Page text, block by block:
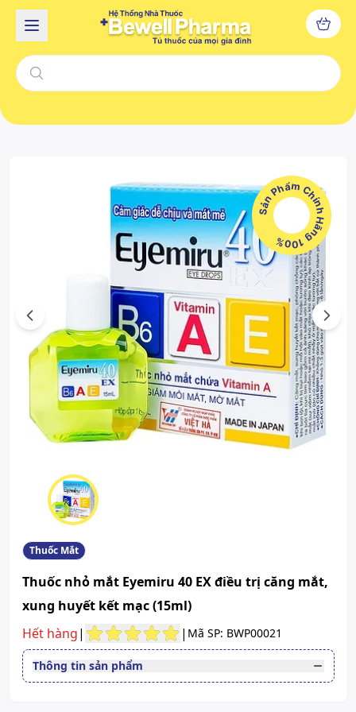
Sản Phẩm Chính Hãng 100%
Previous Next
Thuốc Mắt
Thuốc nhỏ mắt Eyemiru 40 EX điều trị căng mắt,
xung huyết kết mạc (15ml)
Hết hàng| | Mã SP: BWP00021
Thông tin sản phẩm